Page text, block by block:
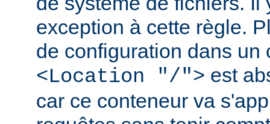
exception à cette règle.
de configuration dans un
<Location "/"> est
car ce conteneur va